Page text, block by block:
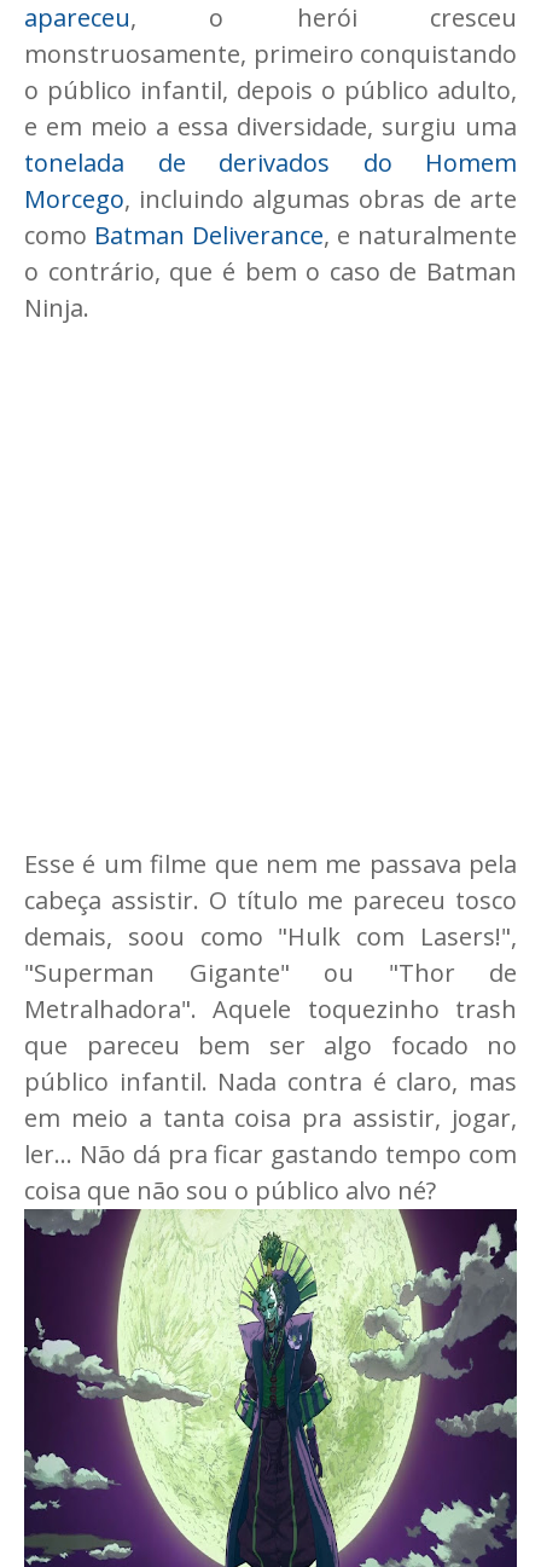
apareceu, o herói cresceu
monstruosamente, primeiro conquistando
o público infantil, depois o público adulto,
e em meio a essa diversidade, surgiu uma
tonelada de derivados do Homem
Morcego, incluindo algumas obras de arte
como Batman Deliverance, e naturalmente
o contrário, que é bem o caso de Batman
Ninja.
Esse é um filme que nem me passava pela
cabeça assistir. O título me pareceu tosco
demais, soou como "Hulk com Lasers!",
"Superman Gigante" ou "Thor de
Metralhadora". Aquele toquezinho trash
que pareceu bem ser algo focado no
público infantil. Nada contra é claro, mas
em meio a tanta coisa pra assistir, jogar,
ler... Não dá pra ficar gastando tempo com
coisa que não sou o público alvo né?